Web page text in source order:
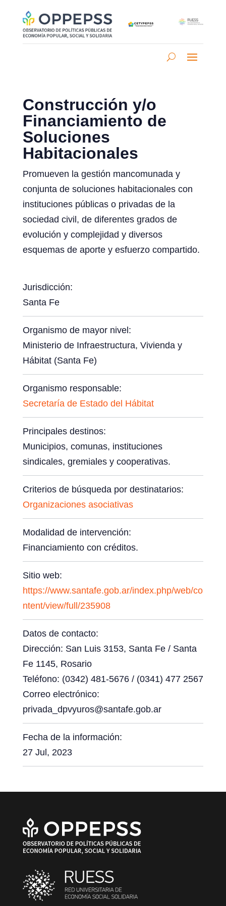
Construcción y/o
Financiamiento de
Soluciones
Habitacionales
Promueven la gestión mancomunada y
conjunta de soluciones habitacionales con
instituciones públicas o privadas de la
sociedad civil, de diferentes grados de
evolución y complejidad y diversos
esquemas de aporte y esfuerzo compartido.
Jurisdicción:
Santa Fe
Organismo de mayor nivel:
Ministerio de Infraestructura, Vivienda y
Hábitat (Santa Fe)
Organismo responsable:
Secretaría de Estado del Hábitat
Principales destinos:
Municipios, comunas, instituciones
sindicales, gremiales y cooperativas.
Criterios de búsqueda por destinatarios:
Organizaciones asociativas
Modalidad de intervención:
Financiamiento con créditos.
Sitio web:
https://www.santafe.gob.ar/index.php/web/co
ntent/view/full/235908
Datos de contacto:
Dirección: San Luis 3153, Santa Fe / Santa
Fe 1145, Rosario
Teléfono: (0342) 481-5676 / (0341) 477 2567
Correo electrónico:
privada_dpvyuros@santafe.gob.ar
Fecha de la información:
27 Jul, 2023